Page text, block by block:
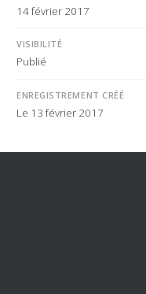
14 février 2017
VISIBILITÉ
Publié
ENREGISTREMENT CRÉÉ
Le 13 février 2017